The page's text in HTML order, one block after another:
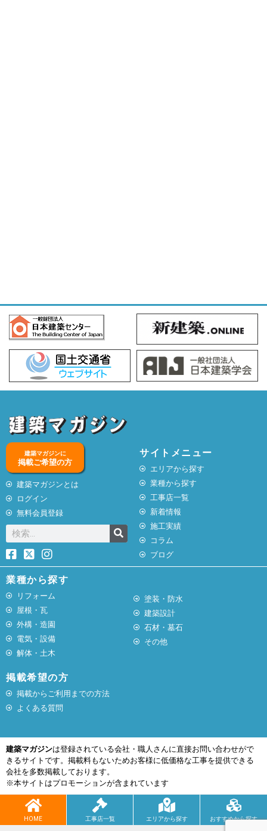
建築マガジンに
掲載ご希望の方
建築マガジンとは
ログイン
無料会員登録
サイトメニュー
エリアから探す
業種から探す
工事店一覧
新着情報
施工実績
コラム
ブログ
業種から探す
リフォーム
屋根・瓦
外構・造園
電気・設備
解体・土木
塗装・防水
建築設計
石材・墓石
その他
掲載希望の方
掲載からご利用までの方法
よくある質問
建築マガジンは登録されている会社・職人さんに直接お問い合わせがで
きるサイトです。掲載料もないためお客様に低価格な工事を提供できる
会社を多数掲載しております。
※本サイトはプロモーションが含まれています
HOME 工事店一覧 エリアから探す おすすめから探す